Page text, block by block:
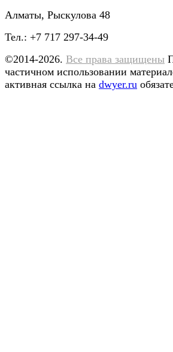
Алматы, Рыскулова 48
Тел.: +7 717 297-34-49
©2014-2026. Все права защищены
частичном использовании
активная ссылка на dwyer.ru